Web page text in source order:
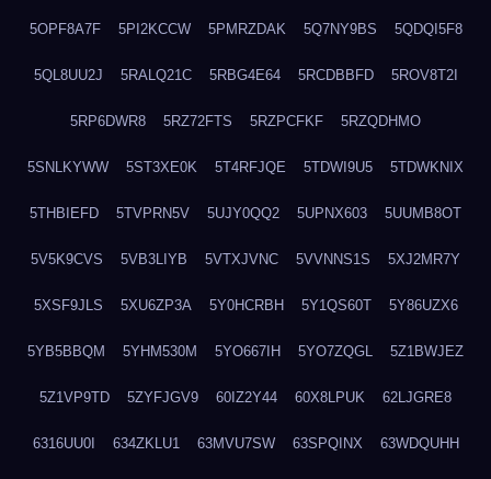
5OPF8A7F 5PI2KCCW 5PMRZDAK 5Q7NY9BS 5QDQI5F8
5QL8UU2J 5RALQ21C 5RBG4E64 5RCDBBFD 5ROV8T2I
5RP6DWR8 5RZ72FTS 5RZPCFKF 5RZQDHMO
5SNLKYWW 5ST3XE0K 5T4RFJQE 5TDWI9U5 5TDWKNIX
5THBIEFD 5TVPRN5V 5UJY0QQ2 5UPNX603 5UUMB8OT
5V5K9CVS 5VB3LIYB 5VTXJVNC 5VVNNS1S 5XJ2MR7Y
5XSF9JLS 5XU6ZP3A 5Y0HCRBH 5Y1QS60T 5Y86UZX6
5YB5BBQM 5YHM530M 5YO667IH 5YO7ZQGL 5Z1BWJEZ
5Z1VP9TD 5ZYFJGV9 60IZ2Y44 60X8LPUK 62LJGRE8
6316UU0I 634ZKLU1 63MVU7SW 63SPQINX 63WDQUHH